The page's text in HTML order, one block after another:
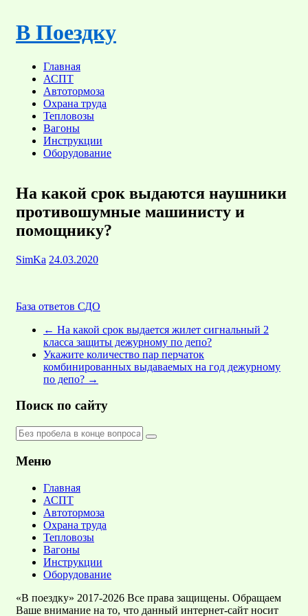
content
В Поездку
Главная
АСПТ
Автотормоза
Охрана труда
Тепловозы
Вагоны
Инструкции
Оборудование
На какой срок выдаются наушники
противошумные машинисту и
помощнику?
SimKa 24.03.2020
База ответов СДО
← На какой срок выдается жилет сигнальный 2
класса защиты дежурному по депо?
Укажите количество пар перчаток
комбинированных выдаваемых на год дежурному
по депо? →
Поиск по сайту
Меню
Главная
АСПТ
Автотормоза
Охрана труда
Тепловозы
Вагоны
Инструкции
Оборудование
«В поездку» 2017-2026 Все права защищены. Обращаем
Ваше внимание на то, что данный интернет-сайт носит